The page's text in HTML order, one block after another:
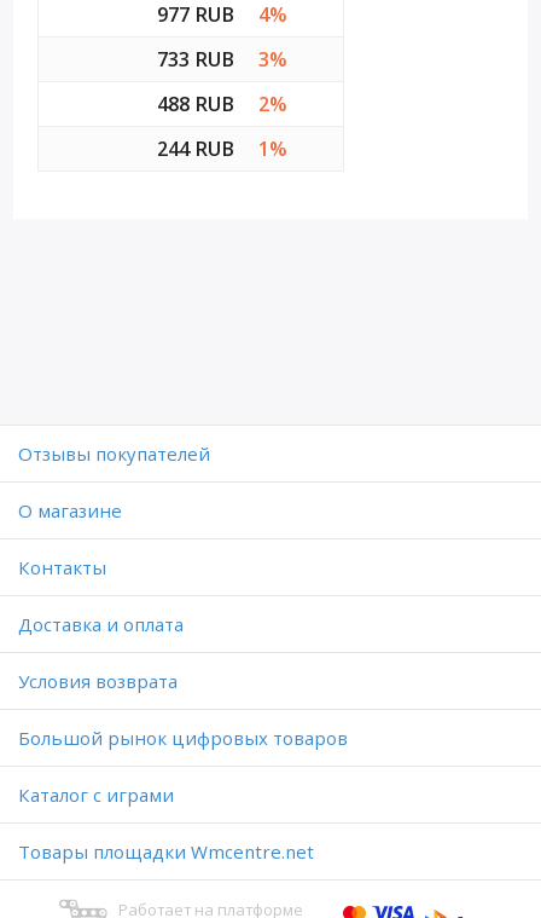
977 RUB
4%
733 RUB
3%
488 RUB
2%
244 RUB
1%
Отзывы покупателей
O магазине
Контакты
Доставка и оплата
Условия возврата
Большой рынок цифровых товаров
Каталог с играми
Товары площадки Wmcentre.net
Работает на платформе